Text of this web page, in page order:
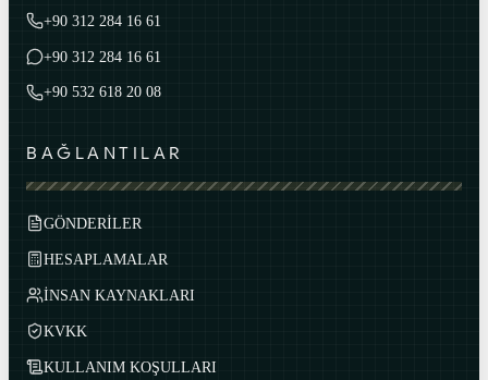
+90 312 284 16 61
+90 312 284 16 61
+90 532 618 20 08
BAĞLANTILAR
GÖNDERİLER
HESAPLAMALAR
İNSAN KAYNAKLARI
KVKK
KULLANIM KOŞULLARI